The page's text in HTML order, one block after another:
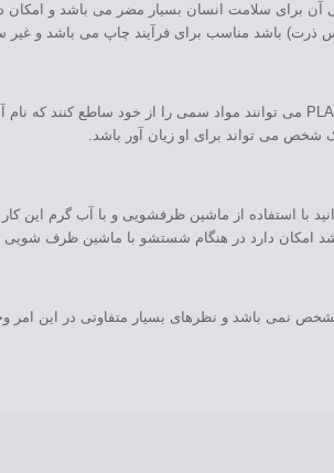
آن برای سلامت انسان بسیار مضر می باشد و امکان
می تواند برای او زیان آور باشد.
با استفاده از ماشین ظرفشویی و با آب گرم این کار
نمی باشد و نظرهای بسیار متفاوتی در این امر